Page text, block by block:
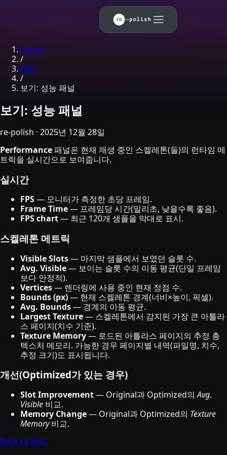
Home
/
Wiki
/
보기: 성능 패널
보기: 성능 패널
re-polish · 2025년 12월 28일
Performance패널은 현재 재생 중인 스켈레톤(들)의 런타임 메
트릭을 실시간으로 보여줍니다.
실시간
FPS— 모니터가 측정한 초당 프레임.
Frame Time— 프레임당 시간(밀리초, 낮을수록 좋음).
FPS chart— 최근 120개 샘플을 막대로 표시.
스켈레톤 메트릭
Visible Slots— 마지막 샘플에서 보였던 슬롯 수.
Avg. Visible— 보이는 슬롯 수의 이동 평균(단일 프레임
보다 안정적).
Vertices— 렌더링에 사용 중인 현재 정점 수.
Bounds (px)— 현재 스켈레톤 경계(너비×높이, 픽셀).
Avg. Bounds— 경계의 이동 평균.
Largest Texture— 스켈레톤에서 감지된 가장 큰 아틀라
스 페이지(치수 기준).
Texture Memory— 로드된 아틀라스 페이지의 추정 총
텍스처 메모리. 가능한 경우 페이지별 내역(파일명, 치수,
추정 크기)도 표시됩니다.
개선(Optimized가 있는 경우)
Slot Improvement— Original과 Optimized의Avg.
Visible 비교.
Memory Change— Original과 Optimized의 Texture
Memory비교.
Back to Wiki